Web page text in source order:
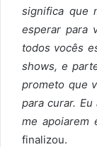
significa que
esperar para
todos vocês
shows, e
prometo que
para curar.
me apoiarem
finalizou.